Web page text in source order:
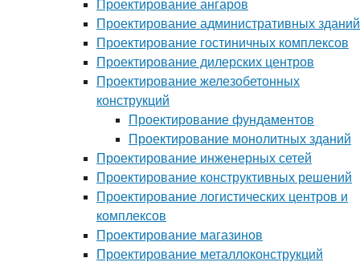
Проектирование ангаров
Проектирование административных зданий
Проектирование гостиничных комплексов
Проектирование дилерских центров
Проектирование железобетонных
конструкций
Проектирование фундаментов
Проектирование монолитных зданий
Проектирование инженерных сетей
Проектирование конструктивных решений
Проектирование логистических центров и
комплексов
Проектирование магазинов
Проектирование металлоконструкций